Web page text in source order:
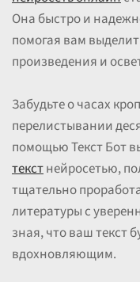
Она быстро и
помогая вам
произведения и
Забудьте о часах
перелистывании
помощью Текст Бот
текстнейросетью,
тщательно
литературы с
зная, что ваш текст
вдохновляющим.